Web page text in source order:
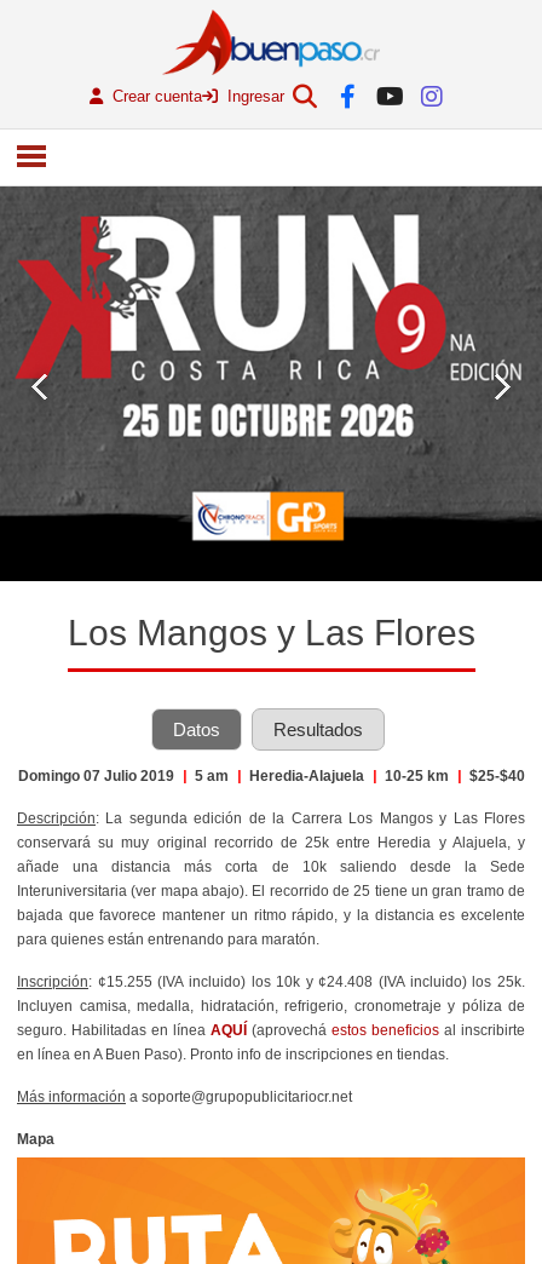
Crear cuenta Ingresar
Los Mangos y Las Flores
Datos Resultados
Domingo 07 Julio 2019 | 5 am | Heredia-Alajuela | 10-25 km | $25-$40
Descripción: La segunda edición de la Carrera Los Mangos y Las Flores
conservará su muy original recorrido de 25k entre Heredia y Alajuela, y
añade una distancia más corta de 10k saliendo desde la Sede
Interuniversitaria (ver mapa abajo). El recorrido de 25 tiene un gran tramo de
bajada que favorece mantener un ritmo rápido, y la distancia es excelente
para quienes están entrenando para maratón.
Inscripción: ¢15.255 (IVA incluido) los 10k y ¢24.408 (IVA incluido) los 25k.
Incluyen camisa, medalla, hidratación, refrigerio, cronometraje y póliza de
seguro. Habilitadas en línea AQUÍ (aprovechá estos beneficios al inscribirte
en línea en A Buen Paso) . Pronto info de inscripciones en tiendas.
Más información a soporte@grupopublicitariocr.net
Mapa